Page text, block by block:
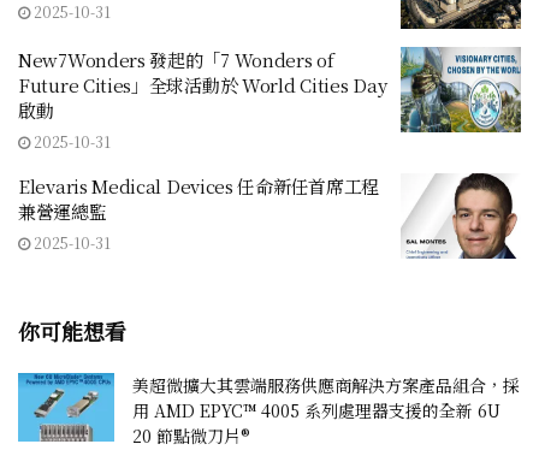
2025-10-31
New7Wonders 發起的「7 Wonders of
Future Cities」全球活動於 World Cities Day
啟動
2025-10-31
Elevaris Medical Devices 任命新任首席工程
兼營運總監
2025-10-31
你可能想看
美超微擴大其雲端服務供應商解決方案產品組合，採
用 AMD EPYC™ 4005 系列處理器支援的全新 6U
20 節點微刀片®